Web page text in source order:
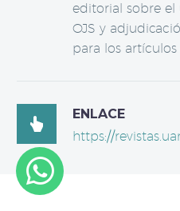
editorial sobre el
OJS y
para los

ENLACE
https://